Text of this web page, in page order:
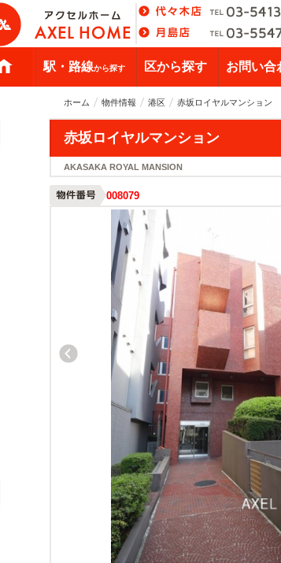
駅・路線から探す 区から探す お問い合
ホーム 物件情報 港区 赤坂ロイヤルマンション
赤坂ロイヤルマンション
AKASAKA ROYAL MANSION
008079